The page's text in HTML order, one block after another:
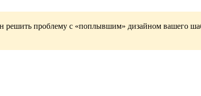
решить проблему с «поплывшим» дизайном вашего